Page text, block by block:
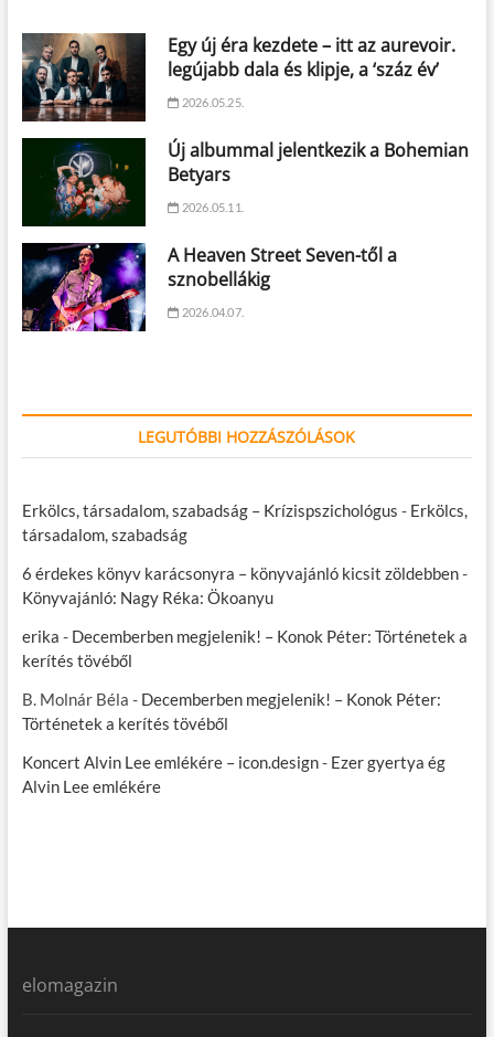
Egy új éra kezdete – itt az aurevoir.
legújabb dala és klipje, a ‘száz év’
2026.05.25.
Új albummal jelentkezik a Bohemian
Betyars
2026.05.11.
A Heaven Street Seven-től a
sznobellákig
2026.04.07.
LEGUTÓBBI HOZZÁSZÓLÁSOK
Erkölcs, társadalom, szabadság – Krízispszichológus - Erkölcs,
társadalom, szabadság
6 érdekes könyv karácsonyra – könyvajánló kicsit zöldebben-
Könyvajánló: Nagy Réka: Ökoanyu
erika - Decemberben megjelenik! – Konok Péter: Történetek a
kerítés tövéből
B. Molnár Béla - Decemberben megjelenik! – Konok Péter:
Történetek a kerítés tövéből
Koncert Alvin Lee emlékére – icon.design- Ezer gyertya ég
Alvin Lee emlékére
elomagazin